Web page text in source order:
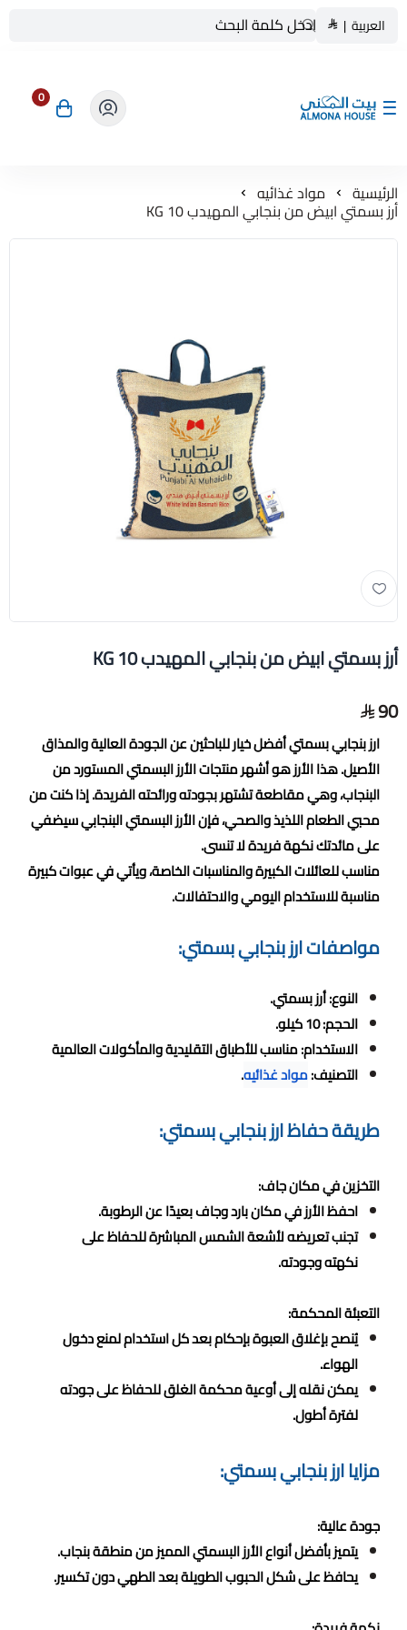
العربية |
بيت المنى ALMONA HOUSE
0
الرئيسية مواد غذائيه
أرز بسمتي ابيض من بنجابي المهيدب 10 KG
أرز بسمتي ابيض من بنجابي المهيدب 10 KG
90
ارز بنجابي بسمتي أفضل خيار للباحثين عن الجودة العالية والمذاق
الأصيل. هذا الأرز هو أشهر منتجات الأرز البسمتي المستورد من
البنجاب، وهي مقاطعة تشتهر بجودته ورائحته الفريدة. إذا كنت من
محبي الطعام اللذيذ والصحي، فإن الأرز البسمتي البنجابي سيضفي
على مائدتك نكهة فريدة لا تنسى.
مناسب للعائلات الكبيرة والمناسبات الخاصة، ويأتي في عبوات كبيرة
مناسبة للاستخدام اليومي والاحتفالات.
مواصفات ارز بنجابي بسمتي:
النوع: أرز بسمتي.
الحجم: 10 كيلو.
الاستخدام: مناسب للأطباق التقليدية والمأكولات العالمية
التصنيف:مواد غذائيه.
طريقة حفاظ ارز بنجابي بسمتي:
التخزين في مكان جاف:
احفظ الأرز في مكان بارد وجاف بعيدًا عن الرطوبة.
تجنب تعريضه لأشعة الشمس المباشرة للحفاظ على
نكهته وجودته.
التعبئة المحكمة:
يُنصح بإغلاق العبوة بإحكام بعد كل استخدام لمنع دخول
الهواء.
يمكن نقله إلى أوعية محكمة الغلق للحفاظ على جودته
لفترة أطول.
مزايا ارز بنجابي بسمتي:
جودة عالية:
يتميز بأفضل أنواع الأرز البسمتي المميز من منطقة بنجاب.
يحافظ على شكل الحبوب الطويلة بعد الطهي دون تكسير.